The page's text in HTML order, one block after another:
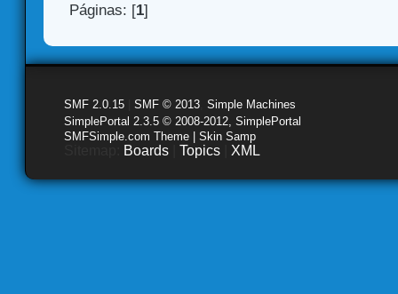
Páginas: [1]
SMF 2.0.15 SMF © 2013 Simple Machines
SimplePortal 2.3.5 © 2008-2012, SimplePortal
SMFSimple.com Theme | Skin Samp
Boards Topics XML